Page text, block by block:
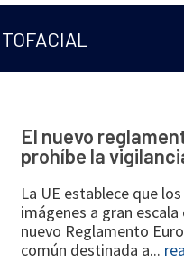
El nuevo
prohíbe la
La UE establece que
imágenes a gran
nuevo Reglamento
común destinada a...